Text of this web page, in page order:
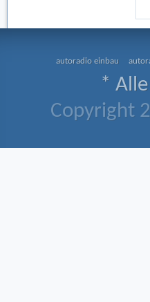
autoradio einbau
*
Copyright